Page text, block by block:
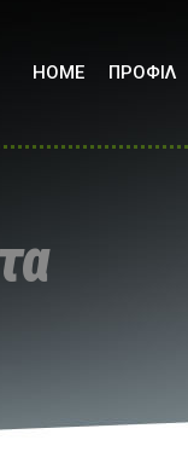
HOME ΠΡΟΦΙΛ